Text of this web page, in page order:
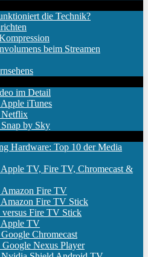
die Technik?
beim Streamen
im Detail
iTunes
Netflix
by Sky
Hardware: Top 10 der Media
TV, Fire TV, Chromecast &
Amazon Fire TV
Fire TV Stick
Fire TV Stick
Apple TV
Chromecast
Nexus Player